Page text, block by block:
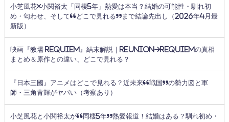
小芝風花×小関裕太「同棲5年」熱愛は本当？結婚の可能性・馴れ初
め・匂わせ、そして“どこで見れる”まで結論先出し（2026年4月最
新版）
映画『教場 Requiem』結末解説｜Reunion→Requiemの真相
まとめ＆原作との違い、どこで見れる？
『日本三國』アニメはどこで見れる？近未来“戦国”の勢力図と軍
師・三角青輝がヤバい（考察あり）
小芝風花と小関裕太が“同棲5年”熱愛報道！結婚はある？馴れ初め・